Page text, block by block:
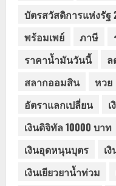
บัตรสวัสดิการแห่งรัฐ
พร้อมเพย์
ภาษี
ราคาน้ำมันวันนี้
ล
สลากออมสิน
หวย
อัตราแลกเปลี่ยน
เงินดิจิทัล 10000 บาท
เงินอุดหนุนบุตร
เ
เงินเยียวยาน้ำท่วม